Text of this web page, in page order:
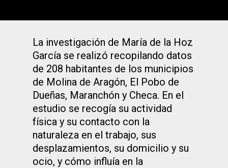
La investigación de María de la Hoz
García se realizó recopilando datos
de 208 habitantes de los municipios
de Molina de Aragón, El Pobo de
Dueñas, Maranchón y Checa. En el
estudio se recogía su actividad
física y su contacto con la
naturaleza en el trabajo, sus
desplazamientos, su domicilio y su
ocio, y cómo influía en la